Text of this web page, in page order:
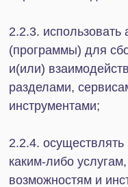
приложить все возможные
Пользователями
соответствия
4.7. Пользователь
может содержать ссылки на
том числе правила,
персональных данных и т. п.)
распространяются.
никакой ответственности за